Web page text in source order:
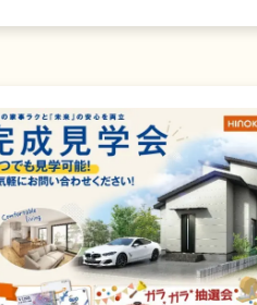
ら、理想の住まいを見つけ
いえばZ空調！ Z空調
中どこでも快適な温度を保
家住宅の全館空調システ
適な温度に保ちます！
桧家住宅は全館空調シェア
一人者です。 電気代
をつけっ
にしたら電気代は高いでし